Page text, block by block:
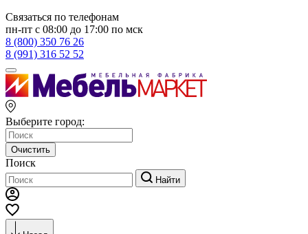
Связаться по телефонам
пн-пт с 08:00 до 17:00 по мск
8 (800) 350 76 26
8 (991) 316 52 52
Выберите город:
Очистить
Поиск
Найти